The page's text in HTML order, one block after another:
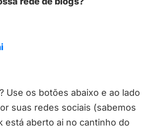
Use os botões abaixo e ao lado
suas redes sociais (sabemos
está aberto ai no cantinho do